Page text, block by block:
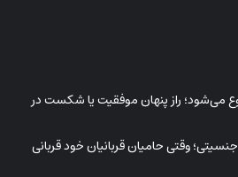
۵ سالگی شروع می‌شود؛ راز پنهان موفقیت یا شکست در
وقتی حامیان قربانیان خود قربانی